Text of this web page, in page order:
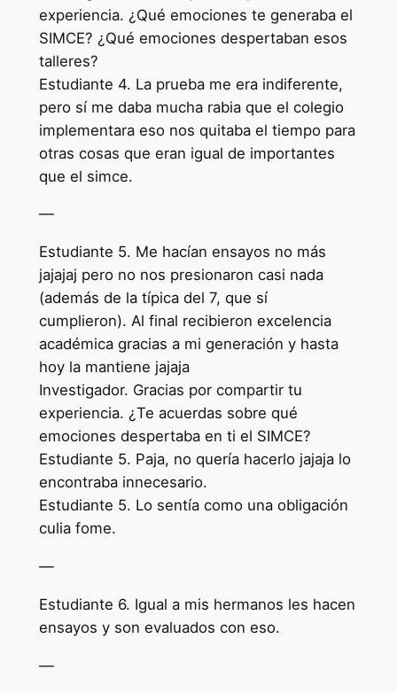
experiencia. ¿Qué emociones te generaba el
SIMCE? ¿Qué emociones despertaban esos
talleres?
Estudiante 4. La prueba me era indiferente,
pero sí me daba mucha rabia que el colegio
implementara eso nos quitaba el tiempo para
otras cosas que eran igual de importantes
que el simce.
—
Estudiante 5. Me hacían ensayos no más
jajajaj pero no nos presionaron casi nada
(además de la típica del 7, que sí
cumplieron). Al final recibieron excelencia
académica gracias a mi generación y hasta
hoy la mantiene jajaja
Investigador. Gracias por compartir tu
experiencia. ¿Te acuerdas sobre qué
emociones despertaba en ti el SIMCE?
Estudiante 5. Paja, no quería hacerlo jajaja lo
encontraba innecesario.
Estudiante 5. Lo sentía como una obligación
culia fome.
—
Estudiante 6. Igual a mis hermanos les hacen
ensayos y son evaluados con eso.
—